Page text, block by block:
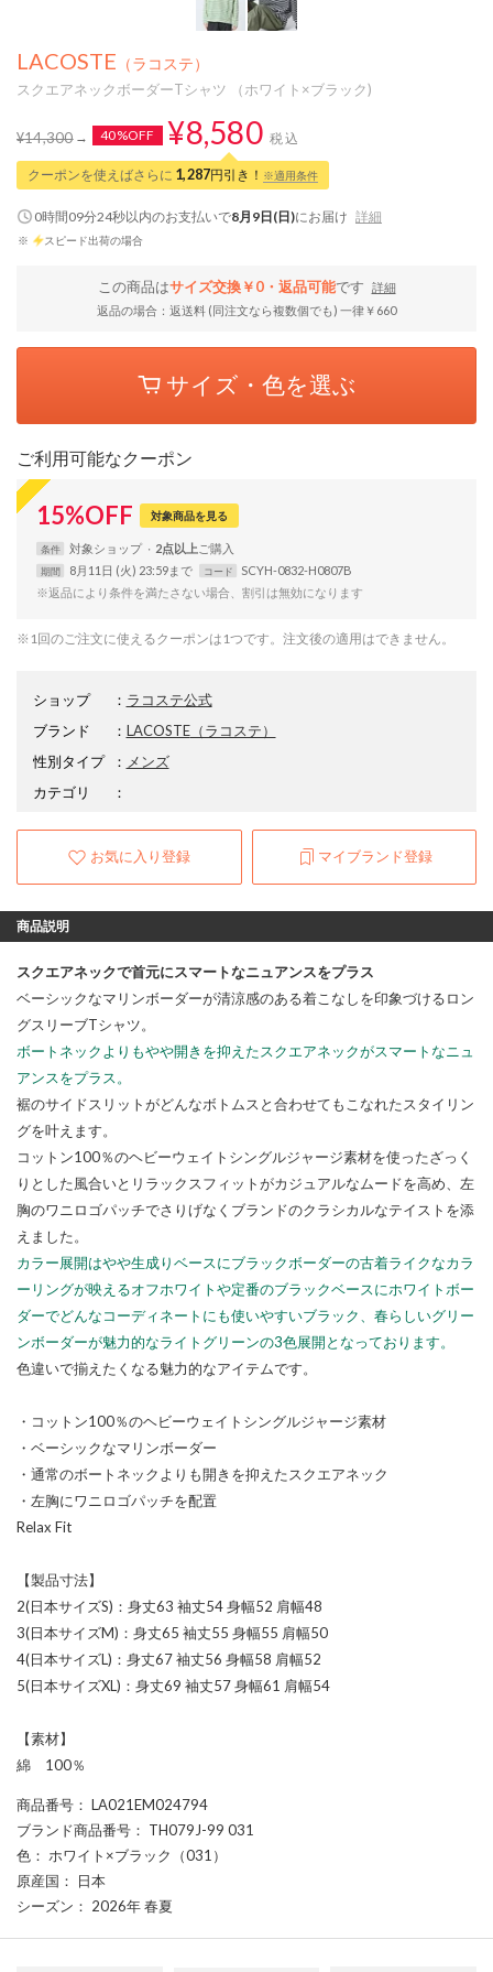
LACOSTE （ラコステ）
スクエアネックボーダーTシャツ （ホワイト×ブラック)
¥14,300 40%OFF ¥8,580 税込
クーポンを使えばさらに 1,287円引き！ ※適用条件
0時間09分23秒以内のお支払いで8月9日(日)にお届け 詳細
※ スピード出荷の場合
この商品はサイズ交換￥0・返品可能です
詳細
返品の場合：返送料 (同注文なら複数個でも) 一律￥660
サイズ・色を選ぶ
ご利用可能なクーポン
15%OFF 対象商品を見る
条件 対象ショップ 2点以上
期間 8月11日 (火) 23:59まで コード
SCYH-0832-H0807B
※返品により条件を満たさない場合、割引は無効になります
※1回のご注文に使えるクーポンは1つです。注文後の適用はできません。
ショップ ： ラコステ公式
ブランド
： LACOSTE（ラコステ）
性別タイプ
： メンズ
カテゴリ
：
お気に入り登録 マイブランド登録
商品説明
スクエアネックで首元にスマートなニュアンスをプラス
ベーシックなマリンボーダーが清涼感のある着こなしを印象づけるロン
グスリーブTシャツ。
ボートネックよりもやや開きを抑えたスクエアネックがスマートなニュ
アンスをプラス。
裾のサイドスリットがどんなボトムスと合わせてもこなれたスタイリン
グを叶えます。
コットン100％のヘビーウェイトシングルジャージ素材を使ったざっく
りとした風合いとリラックスフィットがカジュアルなムードを高め、左
胸のワニロゴパッチでさりげなくブランドのクラシカルなテイストを添
えました。
カラー展開はやや生成りベースにブラックボーダーの古着ライクなカラ
ーリングが映えるオフホワイトや定番のブラックベースにホワイトボー
ダーでどんなコーディネートにも使いやすいブラック、春らしいグリー
ンボーダーが魅力的なライトグリーンの3色展開となっております。
色違いで揃えたくなる魅力的なアイテムです。
・コットン100％のヘビーウェイトシングルジャージ素材
・ベーシックなマリンボーダー
・通常のボートネックよりも開きを抑えたスクエアネック
・左胸にワニロゴパッチを配置
Relax Fit
【製品寸法】
2(日本サイズS)：身丈63 袖丈54 身幅52 肩幅48
3(日本サイズM)：身丈65 袖丈55 身幅55 肩幅50
4(日本サイズL)：身丈67 袖丈56 身幅58 肩幅52
5(日本サイズXL)：身丈69 袖丈57 身幅61 肩幅54
【素材】
綿 100％
商品番号 ： LA021EM024794
ブランド商品番号 ： TH079J-99 031
色 ： ホワイト×ブラック（031）
原産国 ： 日本
シーズン ： 2026年 春夏